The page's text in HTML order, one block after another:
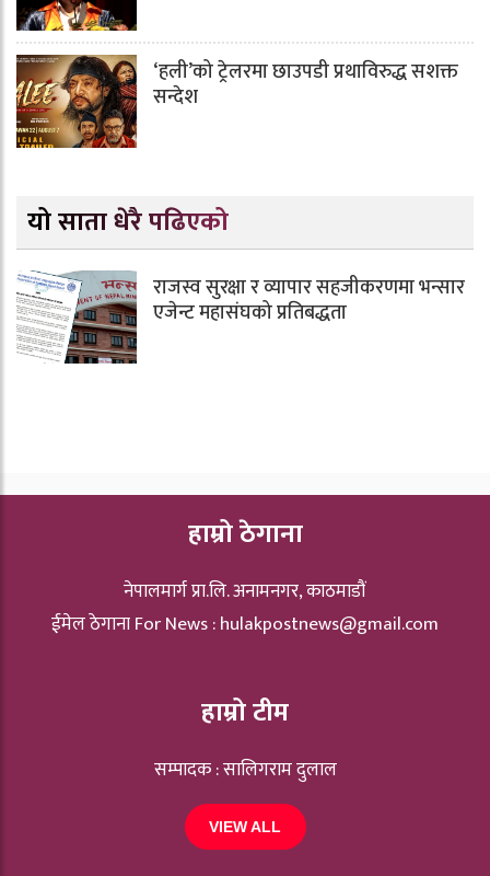
‘हली’को ट्रेलरमा छाउपडी प्रथाविरुद्ध सशक्त
सन्देश
यो साता धेरै पढिएको
राजस्व सुरक्षा र व्यापार सहजीकरणमा भन्सार
एजेन्ट महासंघको प्रतिबद्धता
हाम्रो ठेगाना
नेपालमार्ग प्रा.लि. अनामनगर, काठमाडौं
ईमेल ठेगाना For News :hulakpostnews@gmail.com
हाम्रो टीम
सम्पादक : सालिगराम दुलाल
VIEW ALL